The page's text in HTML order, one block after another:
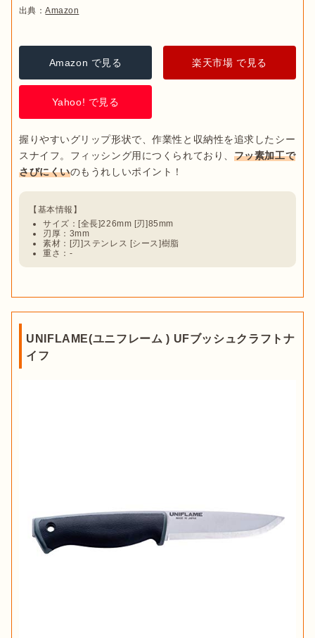
出典：Amazon
Amazon で見る 楽天市場 で見る
Yahoo! で見る
握りやすいグリップ形状で、作業性と収納性を追求したシー
スナイフ。フィッシング用につくられており、 フッ素加工で
さびにくい
サイズ：[全長]226mm [刃]85mm
刃厚：3mm
素材：[刃]ステンレス [シース]樹脂
重さ：-
UNIFLAME(ユニフレーム ) UFブッシュクラフトナ
イフ